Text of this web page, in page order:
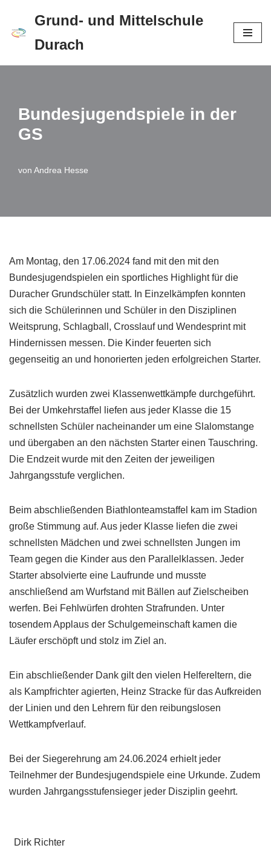
Zum
springen
Grund- und Mittelschule
Durach
Bundesjugendspiele in der
GS
von Andrea Hesse
Am Montag, den 17.06.2024 fand mit den mit den
Bundesjugendspielen ein sportliches Highlight für die
Duracher Grundschüler statt. In Einzelkämpfen konnten
sich die Schülerinnen und Schüler in den Disziplinen
Weitsprung, Schlagball, Crosslauf und Wendesprint mit
Hindernissen messen. Die Kinder feuerten sich
gegenseitig an und honorierten jeden erfolgreichen Starter.
Zusätzlich wurden zwei Klassenwettkämpfe durchgeführt.
Bei der Umkehrstaffel liefen aus jeder Klasse die 15
schnellsten Schüler nacheinander um eine Slalomstange
und übergaben an den nächsten Starter einen Tauschring.
Die Endzeit wurde mit den Zeiten der jeweiligen
Jahrgangsstufe verglichen.
Beim abschließenden Biathlonteamstaffel kam im Stadion
große Stimmung auf. Aus jeder Klasse liefen die zwei
schnellsten Mädchen und zwei schnellsten Jungen im
Team gegen die Kinder aus den Parallelklassen. Jeder
Starter absolvierte eine Laufrunde und musste
anschließend am Wurfstand mit Bällen auf Zielscheiben
werfen. Bei Fehlwürfen drohten Strafrunden. Unter
tosendem Applaus der Schulgemeinschaft kamen die
Läufer erschöpft und stolz im Ziel an.
Ein abschließender Dank gilt den vielen Helfereltern, die
als Kampfrichter agierten, Heinz Stracke für das Aufkreiden
der Linien und den Lehrern für den reibungslosen
Wettkampfverlauf.
Bei der Siegerehrung am 24.06.2024 erhielt jeder
Teilnehmer der Bundesjugendspiele eine Urkunde. Zudem
wurden Jahrgangsstufensieger jeder Disziplin geehrt.
Dirk Richter